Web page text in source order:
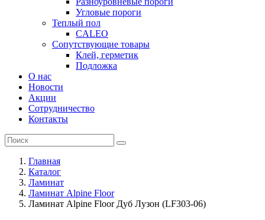
Угловые пороги
Теплый пол
CALEO
Сопутствующие товары
Клей, герметик
Подложка
О нас
Новости
Акции
Сотрудничество
Контакты
Главная
Каталог
Ламинат
Ламинат Alpine Floor
Ламинат Alpine Floor Дуб Лузон (LF303-06)